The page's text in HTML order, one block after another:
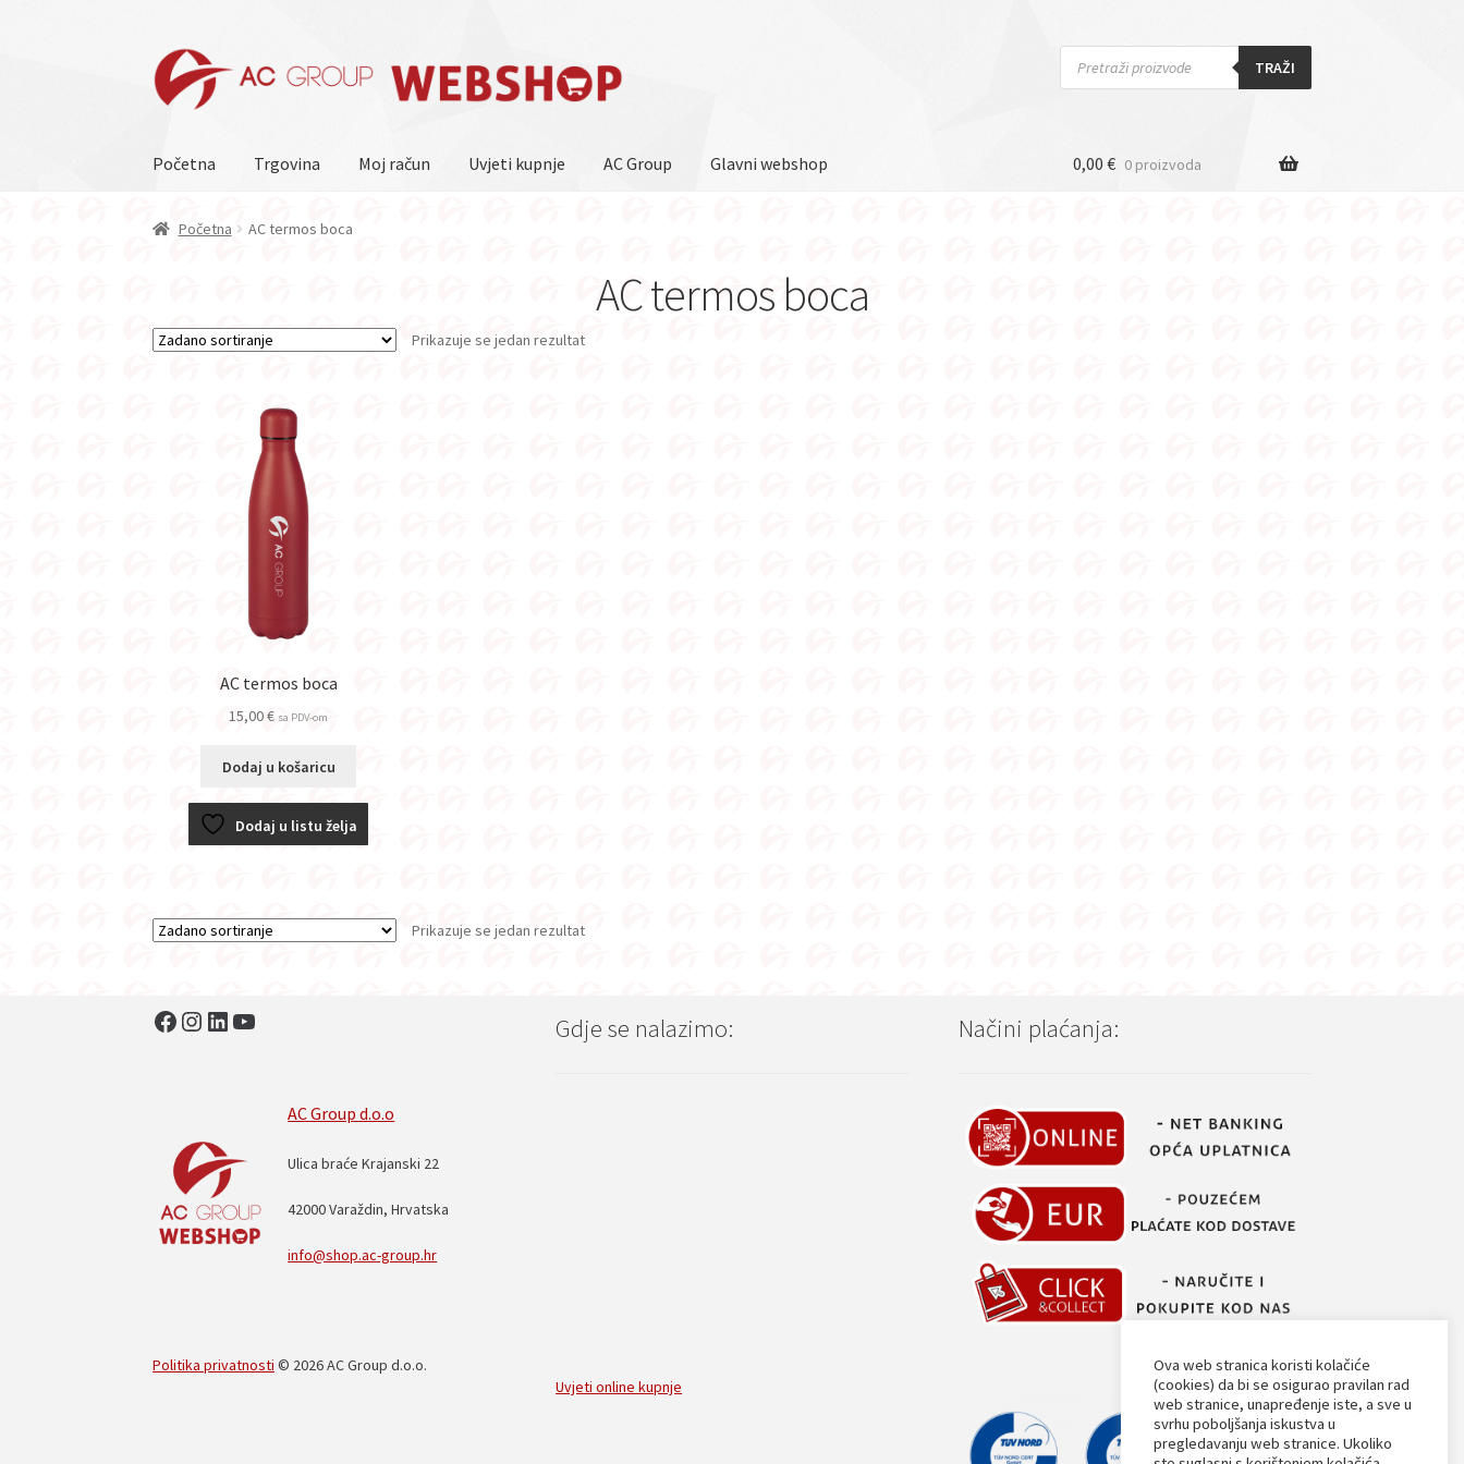
Preskoči
na
navigaciju
Skoči
do
sadržaja
Products
search TRAŽI
Početna Trgovina Moj račun Uvjeti kupnje AC Group Glavni webshop 0,00 € 0 proizvoda
Početna AC termos boca
AC termos boca
Prikazuje se jedan rezultat
AC termos boca
15,00€ sa PDV-om
Dodaj u košaricu
Dodaj u listu želja
Prikazuje se jedan rezultat
Facebook
Instagram
LinkedIn
YouTube
AC Group d.o.o
Ulica braće Krajanski 22
42000 Varaždin, Hrvatska
info@shop.ac-group.hr
Politika privatnosti © 2026 AC Group d.o.o.
Gdje se nalazimo:
Uvjeti online kupnje
Načini plaćanja:
Ova web stranica koristi kolačiće
(cookies) da bi se osigurao pravilan rad
web stranice, unapređenje iste, a sve u
svrhu poboljšanja iskustva u
pregledavanju web stranice. Ukoliko